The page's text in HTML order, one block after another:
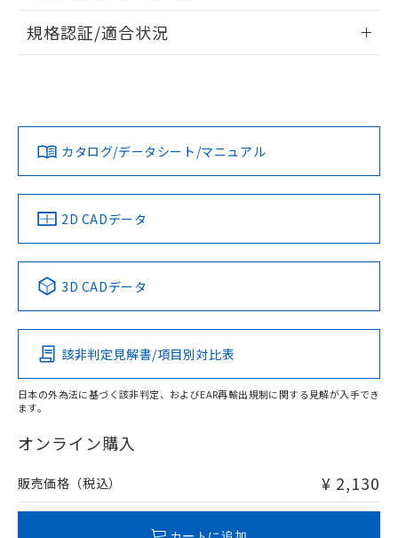
開閉容量
EU RoHS 注意事項・凡例
対応済み
中国 RoHS 注意事項・凡例
Pb Hg Cd Cr(VI)
O
在庫等で未対応品が混在する可能性があります。
問い合わせください。
規格認証/適合状況
LR型式承認
（イギリス
船舶規格）
DNV型式承認
（ノルウェー
BV型式承認
（フランス
KR型式
（韓国
No No No No
この製品の規格認証/適合状況ページへ
その他の認証はこちらのページからご検索ください
カタログ/データシート/マニュアル
2D CADデータ
3D CADデータ
該非判定見解書/項目別対比表
日本の外為法に基づく該非判定、およびEAR再輸出規制に関する見解が入手でき
ます。
オンライン購入
販売価格（税込） ¥ 2,130